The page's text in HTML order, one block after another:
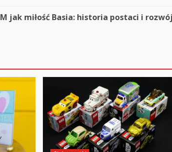
M jak miłość Basia: historia postaci i